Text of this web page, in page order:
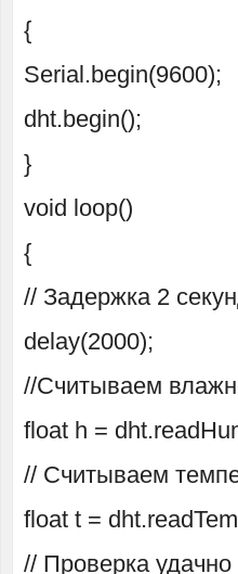
{
Serial.begin(9600);
dht.begin();
}
void loop()
{
// Задержка 2
delay(2000);
//Считываем
float h =
// Считываем
float t =
// Проверка